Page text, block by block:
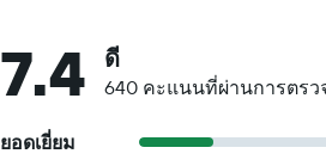
7.4 ดี
640 คะแนนที่ผ่านการตรว
ยอดเยี่ยม